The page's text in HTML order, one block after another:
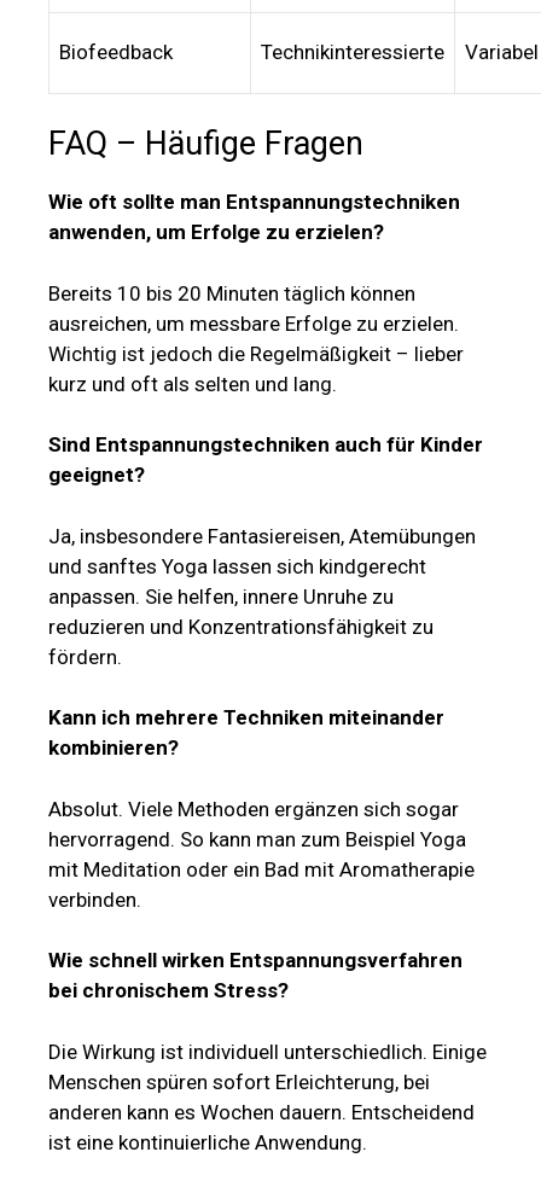
Biofeedback Technikinteressierte Variabel
FAQ – Häufige Fragen
Wie oft sollte man Entspannungstechniken
anwenden, um Erfolge zu erzielen?
Bereits 10 bis 20 Minuten täglich können
ausreichen, um messbare Erfolge zu erzielen.
Wichtig ist jedoch die Regelmäßigkeit – lieber
kurz und oft als selten und lang.
Sind Entspannungstechniken auch für Kinder
geeignet?
Ja, insbesondere Fantasiereisen, Atemübungen
und sanftes Yoga lassen sich kindgerecht
anpassen. Sie helfen, innere Unruhe zu
reduzieren und Konzentrationsfähigkeit zu
fördern.
Kann ich mehrere Techniken miteinander
kombinieren?
Absolut. Viele Methoden ergänzen sich sogar
hervorragend. So kann man zum Beispiel Yoga
mit Meditation oder ein Bad mit Aromatherapie
verbinden.
Wie schnell wirken Entspannungsverfahren
bei chronischem Stress?
Die Wirkung ist individuell unterschiedlich. Einige
Menschen spüren sofort Erleichterung, bei
anderen kann es Wochen dauern. Entscheidend
ist eine kontinuierliche Anwendung.